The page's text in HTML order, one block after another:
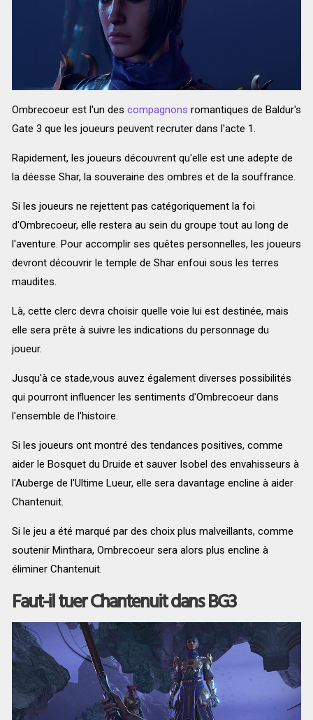
Ombrecoeur est l'un des compagnons romantiques de Baldur's
Gate 3 que les joueurs peuvent recruter dans l'acte 1.
Rapidement, les joueurs découvrent qu'elle est une adepte de
la déesse Shar, la souveraine des ombres et de la souffrance.
Si les joueurs ne rejettent pas catégoriquement la foi
d'Ombrecoeur, elle restera au sein du groupe tout au long de
l'aventure. Pour accomplir ses quêtes personnelles, les joueurs
devront découvrir le temple de Shar enfoui sous les terres
maudites.
Là, cette clerc devra choisir quelle voie lui est destinée, mais
elle sera prête à suivre les indications du personnage du
joueur.
Jusqu'à ce stade,vous auvez également diverses possibilités
qui pourront influencer les sentiments d'Ombrecoeur dans
l'ensemble de l'histoire.
Si les joueurs ont montré des tendances positives, comme
aider le Bosquet du Druide et sauver Isobel des envahisseurs à
l'Auberge de l'Ultime Lueur, elle sera davantage encline à aider
Chantenuit.
Si le jeu a été marqué par des choix plus malveillants, comme
soutenir Minthara, Ombrecoeur sera alors plus encline à
éliminer Chantenuit.
Faut-il tuer Chantenuit dans BG3